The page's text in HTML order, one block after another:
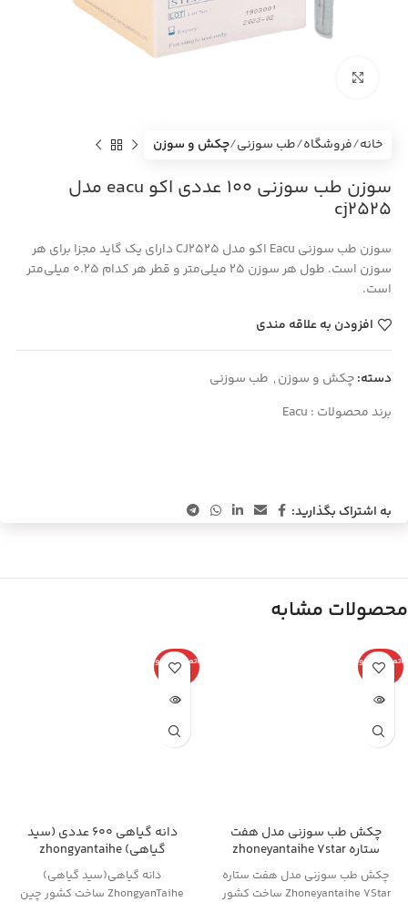
خانه فروشگاه طب سوزنی چکش و سوزن
سوزن طب سوزنی 100 عددی اکو eacu مدل
cj2525
سوزن طب سوزنی Eacu اکو مدل CJ2525 دارای یک گاید مجزا برای هر
سوزن است. طول هر سوزن 25 میلی‌متر و قطر هر کدام 0.25 میلی‌متر
است.
افزودن به علاقه مندی
دسته:چکش و سوزن, طب سوزنی
برند محصولات : Eacu
به اشتراک بگذارید:
محصولات مشابه
اتمام موجو
دی
چکش طب سوزنی مدل هفت
ستاره zhoneyantaihe 7star
چکش طب سوزنی مدل هفت ستاره
Zhoneyantaihe 7Star ساخت کشور
اتمام موجو
دی
دانه گیاهی 600 عددی (سید
گیاهی) zhongyantaihe
دانه گیاهی(سید گیاهی)
ZhongyanTaihe ساخت کشور چین